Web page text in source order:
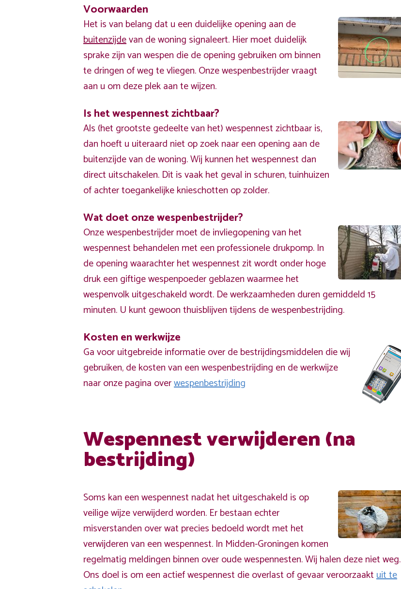
Voorwaarden
Het is van belang dat u een duidelijke opening aan de
buitenzijdevan de woning signaleert. Hier moet duidelijk
sprake zijn van wespen die de opening gebruiken om binnen
te dringen of weg te vliegen. Onze wespenbestrijder vraagt
aan u om deze plek aan te wijzen.
Is het wespennest zichtbaar?
Als (het grootste gedeelte van het) wespennest zichtbaar is,
dan hoeft u uiteraard niet op zoek naar een opening aan de
buitenzijde van de woning. Wij kunnen het wespennest dan
direct uitschakelen. Dit is vaak het geval in schuren, tuinhuizen
of achter toegankelijke knieschotten op zolder.
Wat doet onze wespenbestrijder?
Onze wespenbestrijder moet de invliegopening van het
wespennest behandelen met een professionele drukpomp. In
de opening waarachter het wespennest zit wordt onder hoge
druk een giftige wespenpoeder geblazen waarmee het
wespenvolk uitgeschakeld wordt. De werkzaamheden duren gemiddeld 15
minuten. U kunt gewoon thuisblijven tijdens de wespenbestrijding.
Kosten en werkwijze
Ga voor uitgebreide informatie over de bestrijdingsmiddelen die wij
gebruiken, de kosten van een wespenbestrijding en de werkwijze
naar onze pagina overwespenbestrijding
Wespennest verwijderen (na
bestrijding)
Soms kan een wespennest nadat het uitgeschakeld is op
veilige wijze verwijderd worden. Er bestaan echter
misverstanden over wat precies bedoeld wordt met het
verwijderen van een wespennest. In Midden-Groningen komen
regelmatig meldingen binnen over oude wespennesten. Wij halen deze niet weg.
Ons doel is om een actief wespennest die overlast of gevaar veroorzaaktuit te